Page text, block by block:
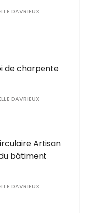
DAVRIEUX
de charpente
DAVRIEUX
Artisan
bâtiment
DAVRIEUX